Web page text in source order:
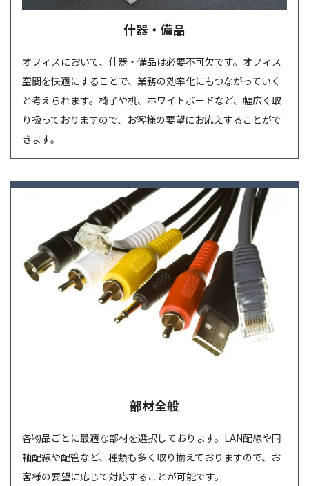
什器・備品
オフィスにおいて、什器・備品は必要不可欠です。オフィス
空間を快適にすることで、業務の効率化にもつながっていく
と考えられます。椅子や机、ホワイトボードなど、幅広く取
り扱っておりますので、お客様の要望にお応えすることがで
きます。
部材全般
各物品ごとに最適な部材を選択しております。LAN配線や同
軸配線や配管など、種類も多く取り揃えておりますので、お
客様の要望に応じて対応することが可能です。